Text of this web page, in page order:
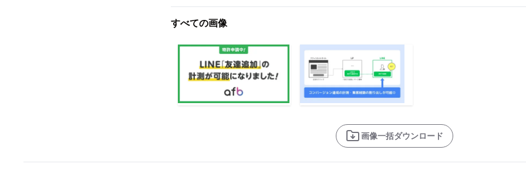
すべての画像
画像一括ダウンロード